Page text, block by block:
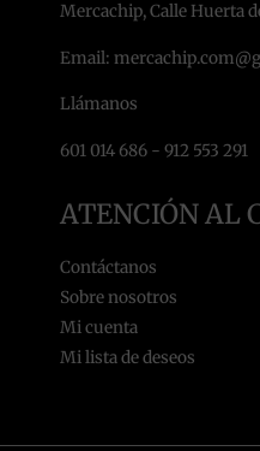
Mercachip, Calle Huerta
Email:
Llámanos
601 014 686 - 912 553 291
ATENCIÓN AL
Contáctanos
Sobre nosotros
Mi cuenta
Mi lista de deseos